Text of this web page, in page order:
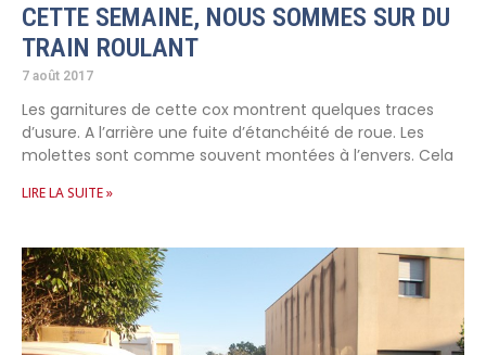
CETTE SEMAINE, NOUS SOMMES SUR DU
TRAIN ROULANT
7 août 2017
Les garnitures de cette cox montrent quelques traces
d’usure. A l’arrière une fuite d’étanchéité de roue. Les
molettes sont comme souvent montées à l’envers. Cela
LIRE LA SUITE »